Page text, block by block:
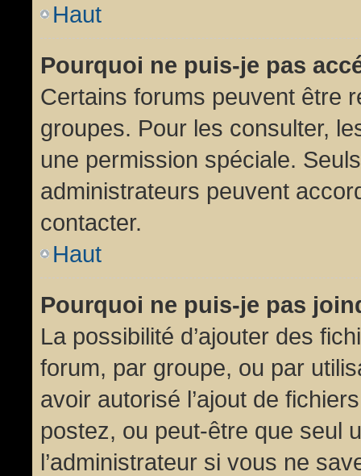
Haut
Pourquoi ne puis-je pas
Certains forums peuvent être
groupes. Pour les consulter,
une permission spéciale.
administrateurs peuvent
contacter.
Haut
Pourquoi ne puis-je pas
La possibilité d’ajouter des
forum, par groupe, ou par
avoir autorisé l’ajout de
postez, ou peut-être que seul
l’administrateur si vous ne